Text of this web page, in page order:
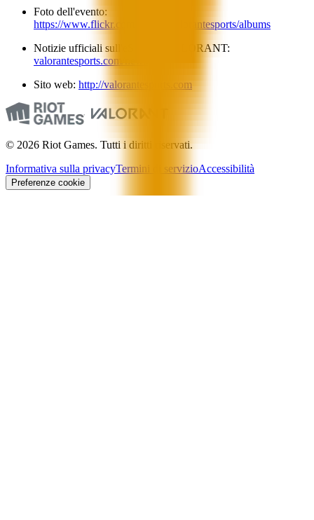
Foto dell'evento:
https://www.flickr.com/photos/valorantesports/albums
Notizie ufficiali sull'eSport di VALORANT:
valorantesports.com/news
Sito web: http://valorantesports.com
© 2026 Riot Games. Tutti i diritti riservati.
Informativa sulla privacyTermini di servizioAccessibilità
Preferenze cookie